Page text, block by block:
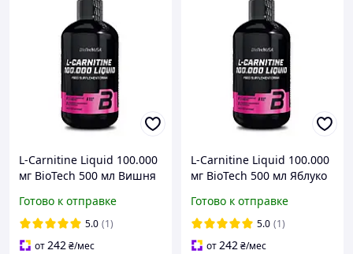
L-Carnitine Liquid 100.000
мг BioTech 500 мл Вишня
Готово к отправке
5.0 (1)
от242₴/мес
L-Carnitine Liquid 100.000
мг BioTech 500 мл Яблуко
Готово к отправке
5.0 (1)
от242₴/мес